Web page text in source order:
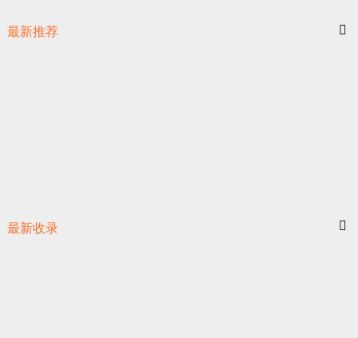
最新推荐
最新收录